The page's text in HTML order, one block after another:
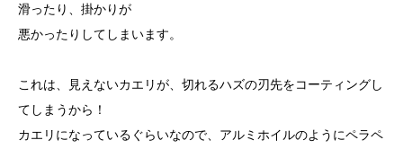
滑ったり、掛かりが
悪かったりしてしまいます。
これは、見えないカエリが、切れるハズの刃先をコーティングし
てしまうから！
カエリになっているぐらいなので、アルミホイルのようにペラペ